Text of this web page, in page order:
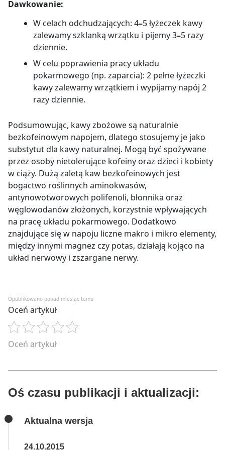
Dawkowanie:
W celach odchudzających: 4–5 łyżeczek kawy
zalewamy szklanką wrzątku i pijemy 3–5 razy
dziennie.
W celu poprawienia pracy układu
pokarmowego (np. zaparcia): 2 pełne łyżeczki
kawy zalewamy wrzątkiem i wypijamy napój 2
razy dziennie.
Podsumowując, kawy zbożowe są naturalnie
bezkofeinowym napojem, dlatego stosujemy je jako
substytut dla kawy naturalnej. Mogą być spożywane
przez osoby nietolerujące kofeiny oraz dzieci i kobiety
w ciąży. Dużą zaletą kaw bezkofeinowych jest
bogactwo roślinnych aminokwasów,
antynowotworowych polifenoli, błonnika oraz
węglowodanów złożonych, korzystnie wpływających
na pracę układu pokarmowego. Dodatkowo
znajdujące się w napoju liczne makro i mikro elementy,
między innymi magnez czy potas, działają kojąco na
układ nerwowy i zszargane nerwy.
Opublikowano ponad miesiąc temu
Oceń artykuł
Oceń artykuł
Oś czasu publikacji i aktualizacji:
Aktualna wersja
24.10.2015